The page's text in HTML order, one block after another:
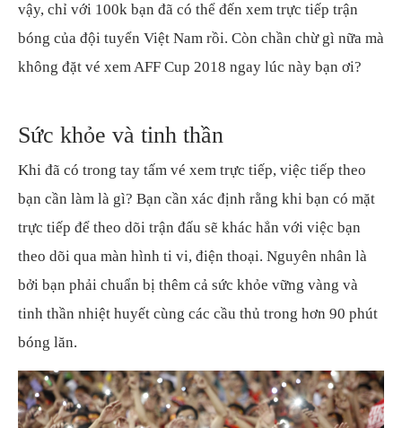
vậy, chỉ với 100k bạn đã có thể đến xem trực tiếp trận
bóng của đội tuyển Việt Nam rồi. Còn chần chừ gì nữa mà
không đặt vé xem AFF Cup 2018 ngay lúc này bạn ơi?
Sức khỏe và tinh thần
Khi đã có trong tay tấm vé xem trực tiếp, việc tiếp theo
bạn cần làm là gì? Bạn cần xác định rằng khi bạn có mặt
trực tiếp để theo dõi trận đấu sẽ khác hẳn với việc bạn
theo dõi qua màn hình ti vi, điện thoại. Nguyên nhân là
bởi bạn phải chuẩn bị thêm cả sức khỏe vững vàng và
tinh thần nhiệt huyết cùng các cầu thủ trong hơn 90 phút
bóng lăn.